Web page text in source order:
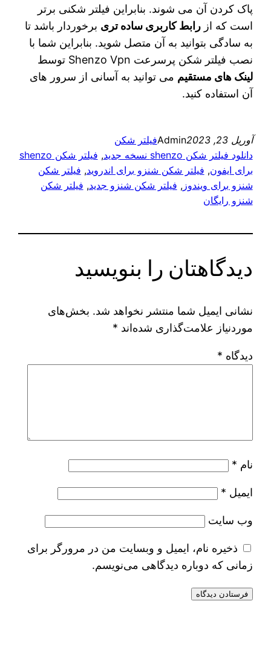
پاک کردن آن می‌ شوند. بنابراین فیلتر شکنی برتر
است که ازرابط کاربری ساده تری برخوردار باشد تا
به سادگی بتوانید به آن متصل شوید. بنابراین شما با
نصب فیلتر شکن پرسرعت Shenzo Vpn توسط
لینک های مستقیم می توانید به آسانی از سرور های
آن استفاده کنید.
آوریل 23, 2023 Adminفیلتر شکن
دانلود فیلتر شکن shenzo نسخه جدید
,
فیلتر شکن shenzo
برای ایفون, فیلتر شکن شنزو برای اندروید, فیلتر شکن
شنزو برای ویندوز, فیلتر شکن شنزو جدید, فیلتر شکن
شنزو رایگان
دیدگاهتان را بنویسید
نشانی ایمیل شما منتشر نخواهد شد. بخش‌های
موردنیاز علامت‌گذاری شده‌اند *
دیدگاه *
نام *
ایمیل *
وب‌ سایت
ذخیره نام، ایمیل و وبسایت من در مرورگر برای
زمانی که دوباره دیدگاهی می‌نویسم.